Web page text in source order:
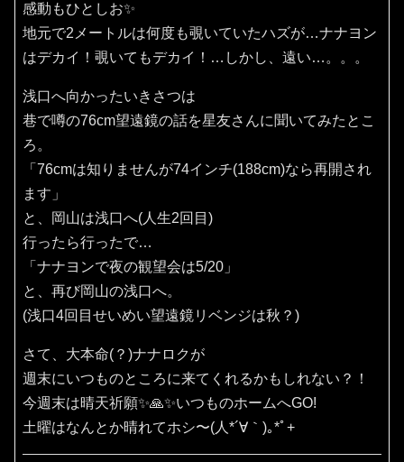
感動もひとしお✨️
地元で2メートルは何度も覗いていたハズが…ナナヨン
はデカイ！覗いてもデカイ！…しかし、遠い…。。。
浅口へ向かったいきさつは
巷で噂の76cm望遠鏡の話を星友さんに聞いてみたとこ
ろ。
「76cmは知りませんが74インチ(188cm)なら再開され
ます」
と、岡山は浅口へ(人生2回目)
行ったら行ったで…
「ナナヨンで夜の観望会は5/20」
と、再び岡山の浅口へ。
(浅口4回目せいめい望遠鏡リベンジは秋？)
さて、大本命(？)ナナロクが
週末にいつものところに来てくれるかもしれない？！
今週末は晴天祈願✨️🙏✨️いつものホームへGO!
土曜はなんとか晴れてホシ〜(⁠人⁠*⁠´⁠∀⁠｀⁠)⁠｡⁠*ﾟ⁠+